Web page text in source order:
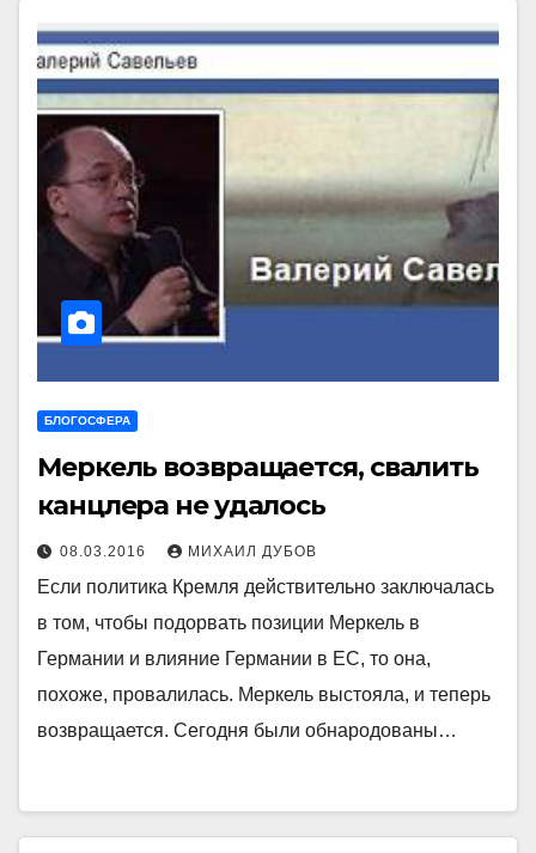
БЛОГОСФЕРА
Меркель возвращается, свалить
канцлера не удалось
08.03.2016 МИХАИЛ ДУБОВ
Если политика Кремля действительно заключалась
в том, чтобы подорвать позиции Меркель в
Германии и влияние Германии в ЕС, то она,
похоже, провалилась. Меркель выстояла, и теперь
возвращается. Сегодня были обнародованы…